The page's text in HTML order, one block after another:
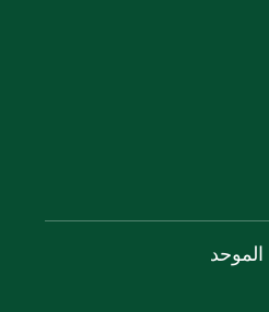
الموحد